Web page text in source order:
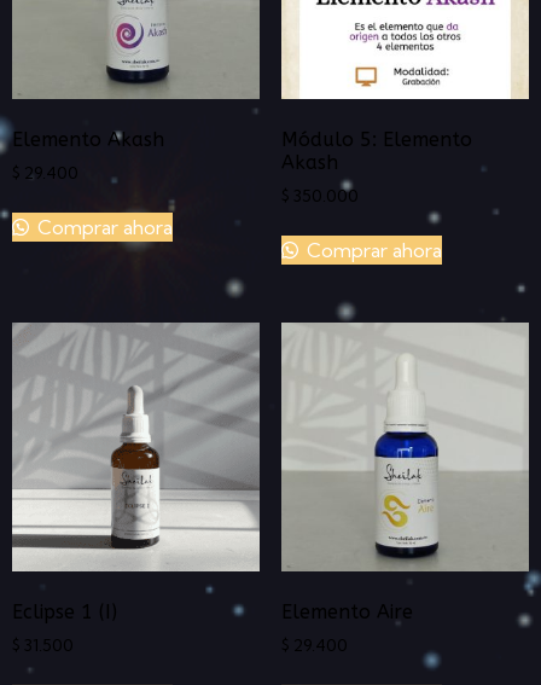
Elemento Akash
$ 29.400
Comprar ahora
Módulo 5: Elemento
Akash
$ 350.000
Comprar ahora
Eclipse 1 (I)
$ 31.500
Elemento Aire
$ 29.400